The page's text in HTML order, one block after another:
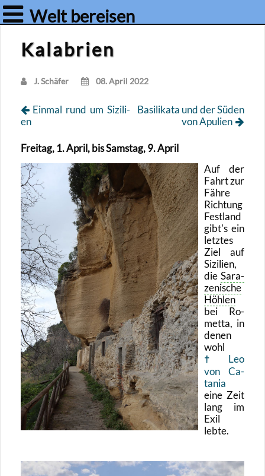
Welt bereisen
Kalabrien
J. Schä­fer 08. April 2022
Ba­si­li­ka­ta und der Süden
von Apu­li­en
Ein­mal rund um Si­zi­li­
en
Frei­tag, 1. April, bis Sams­tag, 9. April
Auf der
Fahrt zur
Fähre
Rich­tung
Fest­land
gibt's ein
letz­tes
Ziel auf
Si­zi­li­en,
die Sa­ra­
ze­ni­sche
Höh­len
bei Ro­
met­ta, in
denen
wohl
Leo
von Ca­
ta­nia
eine Zeit
lang im
Exil
lebte.